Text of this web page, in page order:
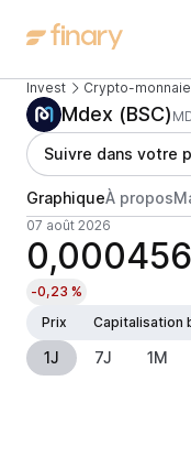
Invest Crypto-
Mdex (BSC)
Suivre dans votre
GraphiqueÀ propos
07 août 2026
-0,23 %
Prix
Capitalisation
1J 7J 1M